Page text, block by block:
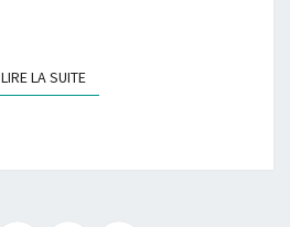
LIRE LA SUITELIRE LA SUITE